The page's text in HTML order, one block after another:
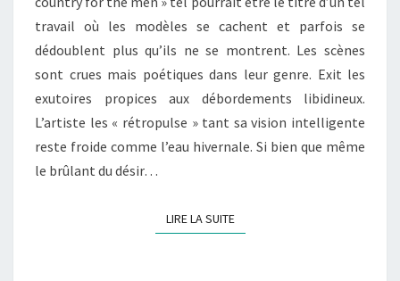
travail où les modèles se cachent et parfois se
dédoublent plus qu’ils ne se montrent. Les scènes
sont crues mais poétiques dans leur genre. Exit les
exutoires propices aux débordements libidineux.
L’artiste les « rétropulse » tant sa vision intelligente
reste froide comme l’eau hivernale. Si bien que même
le brûlant du désir…
LIRE LA SUITELIRE LA SUITE